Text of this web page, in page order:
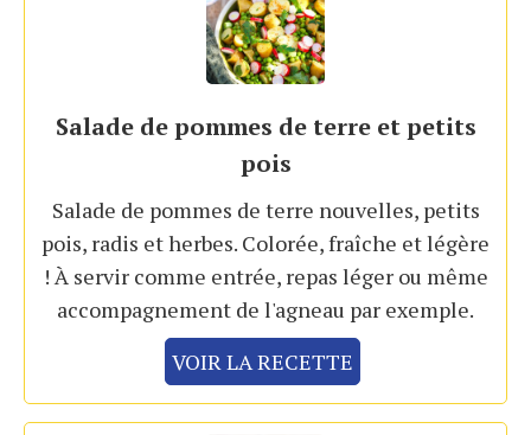
Salade de pommes de terre et petits
pois
Salade de pommes de terre nouvelles, petits
pois, radis et herbes. Colorée, fraîche et légère
! À servir comme entrée, repas léger ou même
accompagnement de l'agneau par exemple.
VOIR LA RECETTE